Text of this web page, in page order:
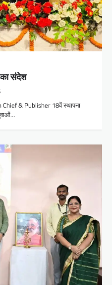
संदेश
& Publisher 18वें स्थापना